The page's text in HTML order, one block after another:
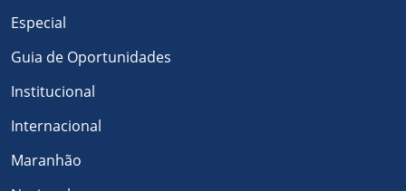
Especial
Guia de Oportunidades
Institucional
Internacional
Maranhão